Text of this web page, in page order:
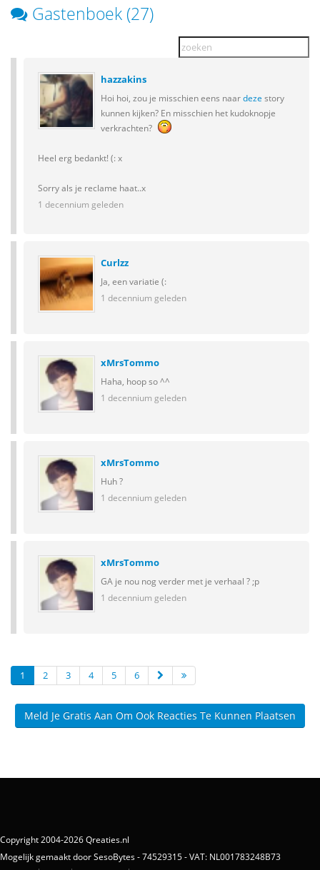
Gastenboek (27)
hazzakins
Hoi hoi, zou je misschien eens naardeze story
kunnen kijken? En misschien het kudoknopje
verkrachten?
Heel erg bedankt! (: x
Sorry als je reclame haat..x
1 decennium geleden
Curlzz
Ja, een variatie (:
1 decennium geleden
xMrsTommo
Haha, hoop so ^^
1 decennium geleden
xMrsTommo
Huh ?
1 decennium geleden
xMrsTommo
GA je nou nog verder met je verhaal ? ;p
1 decennium geleden
1 2 3 4 5 6
Meld Je Gratis Aan Om Ook Reacties Te Kunnen Plaatsen
Copyright 2004-2026 Qreaties.nl
Mogelijk gemaakt door SesoBytes - 74529315 - VAT: NL001783248B73